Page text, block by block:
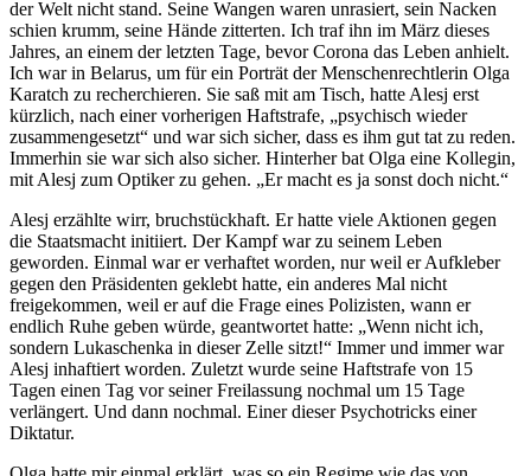
der Welt nicht stand. Seine Wangen waren unrasiert, sein Nacken
schien krumm, seine Hände zitterten. Ich traf ihn im März dieses
Jahres, an einem der letzten Tage, bevor Corona das Leben anhielt.
Ich war in Belarus, um für ein Porträt der Menschenrechtlerin Olga
Karatch zu recherchieren. Sie saß mit am Tisch, hatte Alesj erst
kürzlich, nach einer vorherigen Haftstrafe, „psychisch wieder
zusammengesetzt“ und war sich sicher, dass es ihm gut tat zu reden.
Immerhin sie war sich also sicher. Hinterher bat Olga eine Kollegin,
mit Alesj zum Optiker zu gehen. „Er macht es ja sonst doch nicht.“
Alesj erzählte wirr, bruchstückhaft. Er hatte viele Aktionen gegen
die Staatsmacht initiiert. Der Kampf war zu seinem Leben
geworden. Einmal war er verhaftet worden, nur weil er Aufkleber
gegen den Präsidenten geklebt hatte, ein anderes Mal nicht
freigekommen, weil er auf die Frage eines Polizisten, wann er
endlich Ruhe geben würde, geantwortet hatte: „Wenn nicht ich,
sondern Lukaschenka in dieser Zelle sitzt!“ Immer und immer war
Alesj inhaftiert worden. Zuletzt wurde seine Haftstrafe von 15
Tagen einen Tag vor seiner Freilassung nochmal um 15 Tage
verlängert. Und dann nochmal. Einer dieser Psychotricks einer
Diktatur.